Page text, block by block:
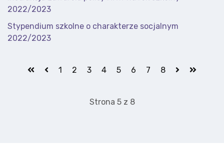
2022/2023
Stypendium szkolne o charakterze socjalnym
2022/2023
1 2 3 4 5 6 7 8
Strona 5 z 8